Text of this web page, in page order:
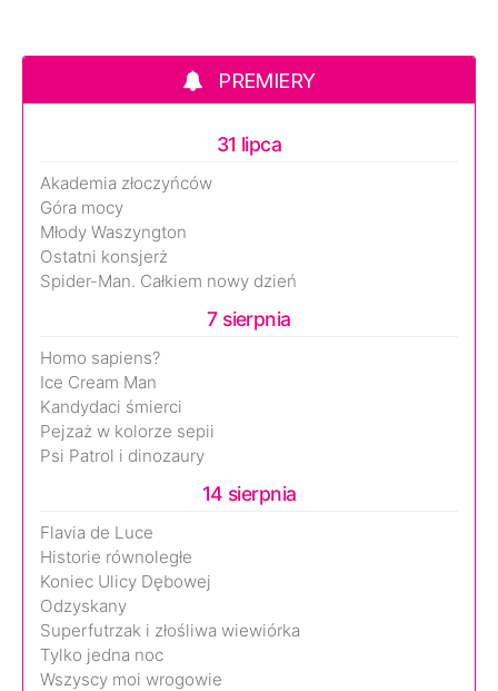
PREMIERY
31 lipca
Akademia złoczyńców
Góra mocy
Młody Waszyngton
Ostatni konsjerż
Spider-Man. Całkiem nowy dzień
7 sierpnia
Homo sapiens?
Ice Cream Man
Kandydaci śmierci
Pejzaż w kolorze sepii
Psi Patrol i dinozaury
14 sierpnia
Flavia de Luce
Historie równoległe
Koniec Ulicy Dębowej
Odzyskany
Superfutrzak i złośliwa wiewiórka
Tylko jedna noc
Wszyscy moi wrogowie